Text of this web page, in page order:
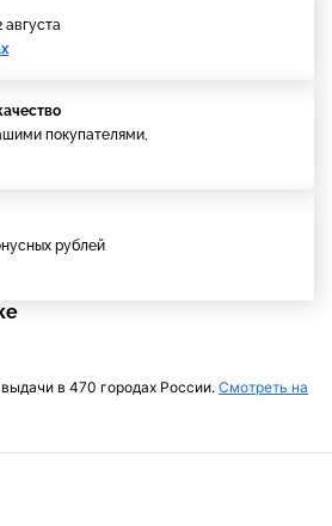
августа
покупателями,
рублей
в 470 городах России. Смотреть на